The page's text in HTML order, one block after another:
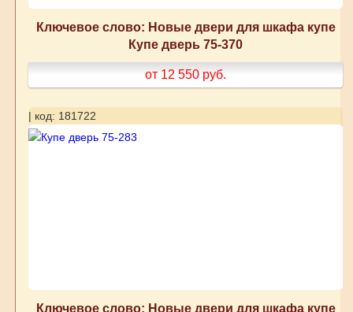
Ключевое слово: Новые двери для шкафа купе
Купе дверь 75-370
от 12 550 руб.
| код: 181722
Ключевое слово: Новые двери для шкафа купе